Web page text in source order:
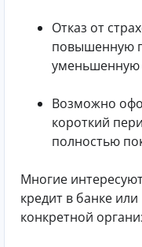
Отказ от
повышенную
уменьшенную
Возможно
короткий
полностью
Многие
кредит в банке
конкретной